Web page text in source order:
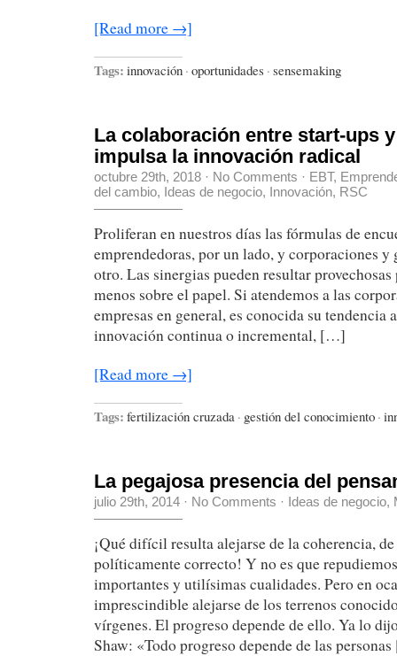
[Read more →]
Tags: innovación · oportunidades · sensemaking
La colaboración entre start-ups
impulsa la innovación radical
octubre 29th, 2018 · No Comments · EBT,
del cambio, Ideas de negocio, Innovación, RSC
Proliferan en nuestros días las fórmulas de
emprendedoras, por un lado, y corporaciones y
otro. Las sinergias pueden resultar provechosas
menos sobre el papel. Si atendemos a las
empresas en general, es conocida su tendencia
innovación continua o incremental, […]
[Read more →]
Tags: fertilización cruzada · gestión del conocimiento ·
La pegajosa presencia del
julio 29th, 2014 · No Comments · Ideas de negocio,
¡Qué difícil resulta alejarse de la coherencia,
políticamente correcto! Y no es que
importantes y utilísimas cualidades. Pero en
imprescindible alejarse de los terrenos
vírgenes. El progreso depende de ello. Ya lo
Shaw: «Todo progreso depende de las